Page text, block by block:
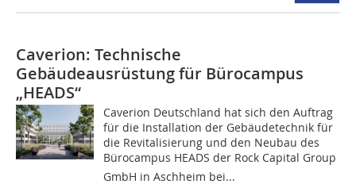
Caverion: Technische
Gebäudeausrüstung für Bürocampus
„HEADS“
Caverion Deutschland hat sich den Auftrag
für die Installation der Gebäudetechnik für
die Revitalisierung und den Neubau des
Bürocampus HEADS der Rock Capital Group
GmbH in Aschheim bei...